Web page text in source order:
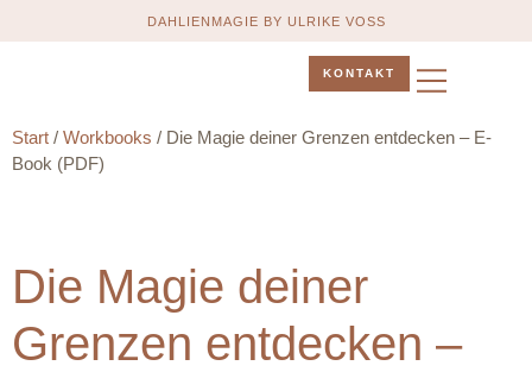
DAHLIENMAGIE BY ULRIKE VOSS
KONTAKT
Start / Workbooks / Die Magie deiner Grenzen entdecken – E-
Book (PDF)
Die Magie deiner
Grenzen entdecken –